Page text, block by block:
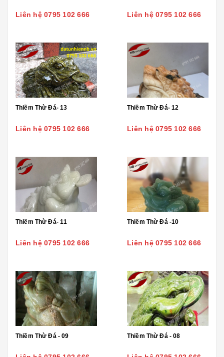
Liên hệ 0795 102 666 Liên hệ 0795 102 666
Thiềm Thừ Đá- 13
Liên hệ 0795 102 666
Thiềm Thừ Đá- 12
Liên hệ 0795 102 666
Thiềm Thừ Đá- 11
Liên hệ 0795 102 666
Thiềm Thừ Đá -10
Liên hệ 0795 102 666
Thiềm Thừ Đá - 09 Thiềm Thừ Đá - 08